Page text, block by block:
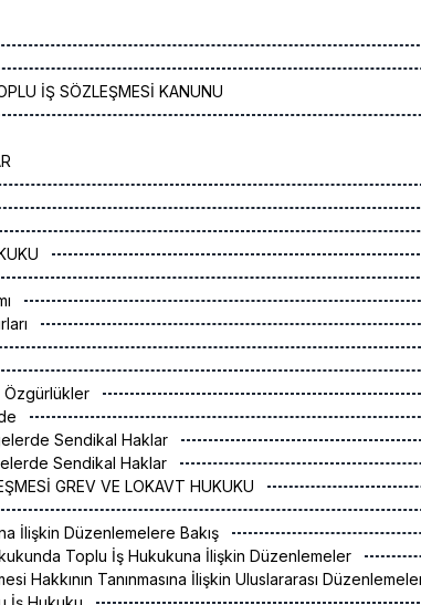
İŞ SÖZLEŞMESİ KANUNU
Özgürlükler
Sendikal Haklar
Sendikal Haklar
GREV VE LOKAVT HUKUKU
İlişkin Düzenlemelere Bakış
Toplu İş Hukukuna İlişkin Düzenlemeler
Hakkının Tanınmasına İlişkin Uluslararası